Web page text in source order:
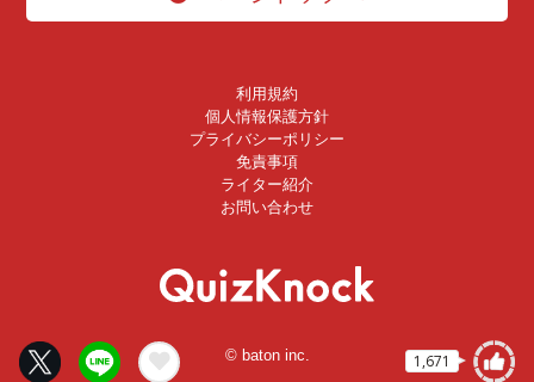
1,671
利用規約
個人情報保護方針
プライバシーポリシー
免責事項
ライター紹介
お問い合わせ
© baton inc.